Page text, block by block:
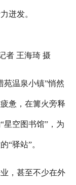
迸发。
者 王海琦 摄
温泉小镇”悄然
惫，在篝火旁释
空图书馆”，为
“驿站”。
，甚至不少在外